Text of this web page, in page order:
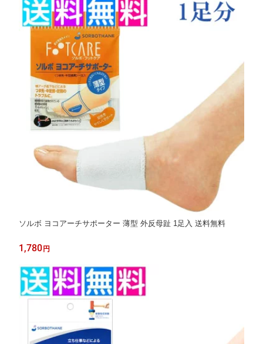
ソルボ ヨコアーチサポーター 薄型 外反母趾 1足入 送料無料
1,780 円